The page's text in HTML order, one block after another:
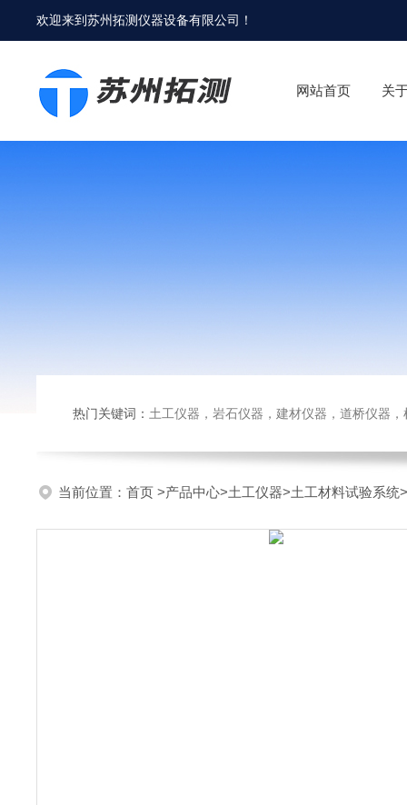
欢迎来到苏州拓测仪器设备有限公司 ！
网站首页 关
热门关键词： 土工仪器，岩石仪器，建材仪器，道桥仪器，检测
当前位置： 首页 >产品中心>土工仪器>土工材料试验系统